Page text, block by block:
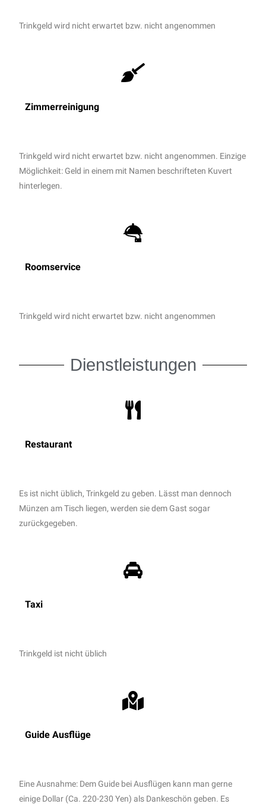
Trinkgeld wird nicht erwartet bzw. nicht angenommen
Zimmerreinigung
Trinkgeld wird nicht erwartet bzw. nicht angenommen. Einzige
Möglichkeit: Geld in einem mit Namen beschrifteten Kuvert
hinterlegen.
Roomservice
Trinkgeld wird nicht erwartet bzw. nicht angenommen
Dienstleistungen
Restaurant
Es ist nicht üblich, Trinkgeld zu geben. Lässt man dennoch
Münzen am Tisch liegen, werden sie dem Gast sogar
zurückgegeben.
Taxi
Trinkgeld ist nicht üblich
Guide Ausflüge
Eine Ausnahme: Dem Guide bei Ausflügen kann man gerne
einige Dollar (Ca. 220-230 Yen) als Dankeschön geben. Es